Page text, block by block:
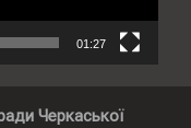
01:27
Черкаської